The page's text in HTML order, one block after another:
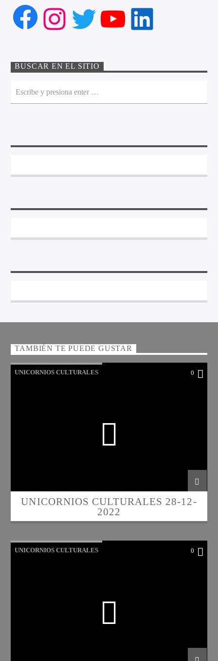
Facebook
Instagram
Twitter
YouTube
LinkedIn
BUSCAR EN EL SITIO
TAMBIÉN TE PUEDE GUSTAR
UNICORNIOS CULTURALES 0
UNICORNIOS CULTURALES 28-12-
2022
UNICORNIOS CULTURALES 0